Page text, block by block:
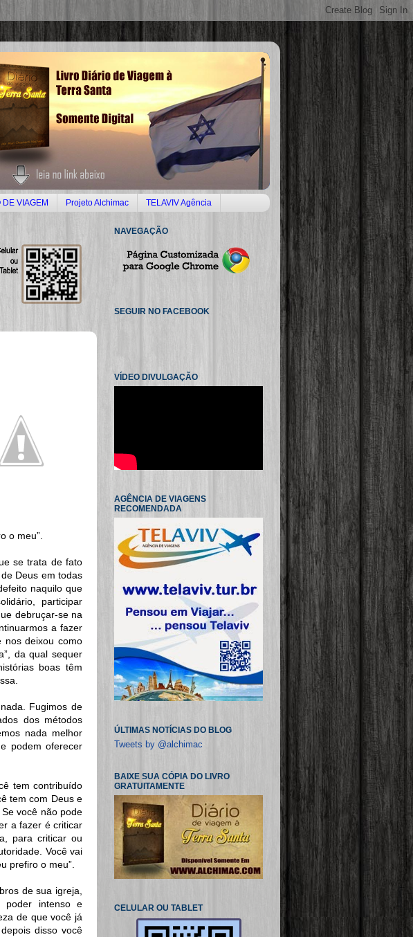
DE VIAGEM Projeto Alchimac TELAVIV Agência
o meu”.
se trata de fato
Deus em todas
naquilo que
participar
debruçar-se na
a fazer
nos deixou como
da qual sequer
boas têm
Fugimos de
dos métodos
nada melhor
podem oferecer
tem contribuído
tem com Deus e
você não pode
a fazer é criticar
para criticar ou
Você vai
prefiro o meu”.
de sua igreja,
poder intenso e
de que você já
disso você
NAVEGAÇÃO
SEGUIR NO FACEBOOK
VÍDEO DIVULGAÇÃO
AGÊNCIA DE VIAGENS
RECOMENDADA
ÚLTIMAS NOTÍCIAS DO BLOG
Tweets by @alchimac
BAIXE SUA CÓPIA DO LIVRO
GRATUITAMENTE
CELULAR OU TABLET